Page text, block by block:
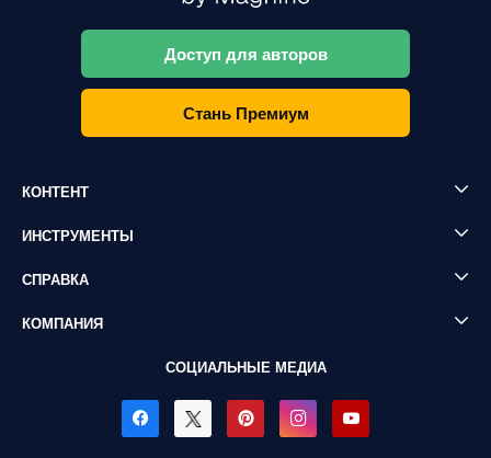
Доступ для авторов
Стань Премиум
КОНТЕНТ
ИНСТРУМЕНТЫ
СПРАВКА
КОМПАНИЯ
СОЦИАЛЬНЫЕ МЕДИА